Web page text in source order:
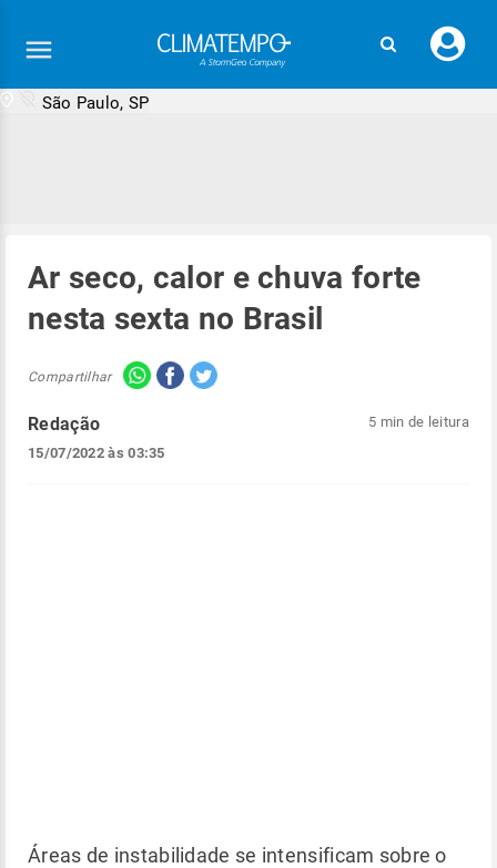
seu
São Paulo, SP
Ar seco, calor e chuva forte
nesta sexta no Brasil
Compartilhar
Redação
15/07/2022 às 03:35
5 min de leitura
Áreas de instabilidade se intensificam sobre o